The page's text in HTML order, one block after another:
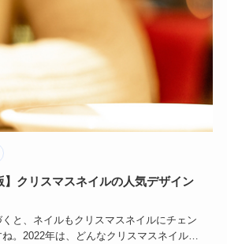
】クリスマスネイルの人気デザイン
と、ネイルもクリスマスネイルにチェン
。2022年は、どんなクリスマスネイルが